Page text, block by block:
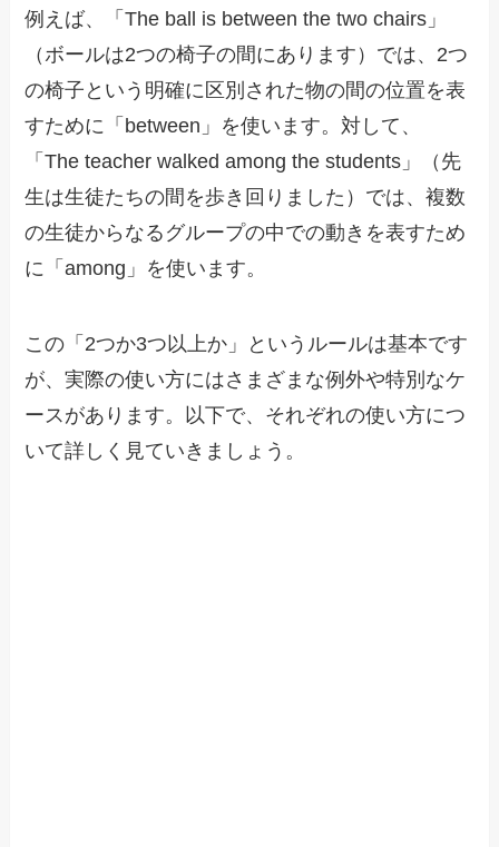
例えば、「The ball is between the two chairs」
（ボールは2つの椅子の間にあります）では、2つ
の椅子という明確に区別された物の間の位置を表
すために「between」を使います。対して、
「The teacher walked among the students」（先
生は生徒たちの間を歩き回りました）では、複数
の生徒からなるグループの中での動きを表すため
に「among」を使います。
この「2つか3つ以上か」というルールは基本です
が、実際の使い方にはさまざまな例外や特別なケ
ースがあります。以下で、それぞれの使い方につ
いて詳しく見ていきましょう。